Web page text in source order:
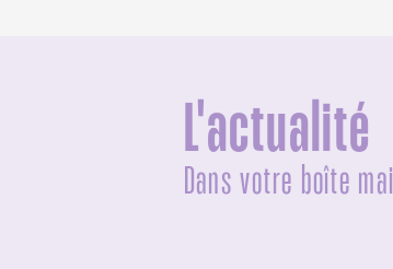
L'actualité
Dans votre boîte mail